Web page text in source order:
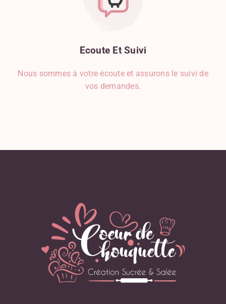
Ecoute Et Suivi
Nous sommes à votre écoute et assurons le suivi de
vos demandes.